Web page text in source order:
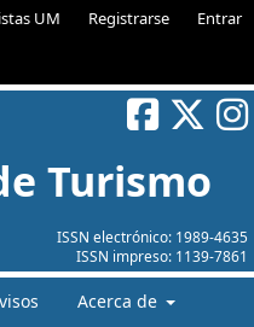
UM Registrarse Entrar
ISSN electrónico: 1989-4635
ISSN impreso: 1139-7861
Turismo
Acerca de